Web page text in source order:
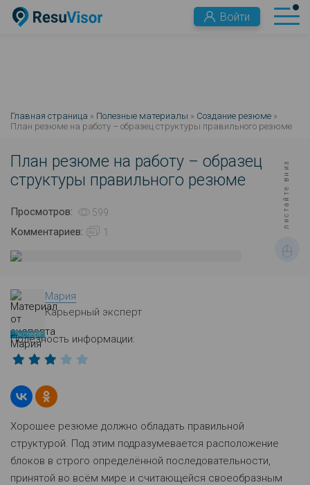
Войти
Главная страница » Полезные материалы » Создание резюме »
План резюме на работу – образец структуры правильного резюме
План резюме на работу – образец
структуры правильного резюме
Просмотров: 599
Комментариев: 1
листайте вниз
Эксперт
Мария
Карьерный эксперт
Полезность информации:
Хорошее резюме должно обладать правильной
структурой. Под этим подразумевается расположение
блоков в строго определённой последовательности,
принятой во всём мире и считающейся своеобразным